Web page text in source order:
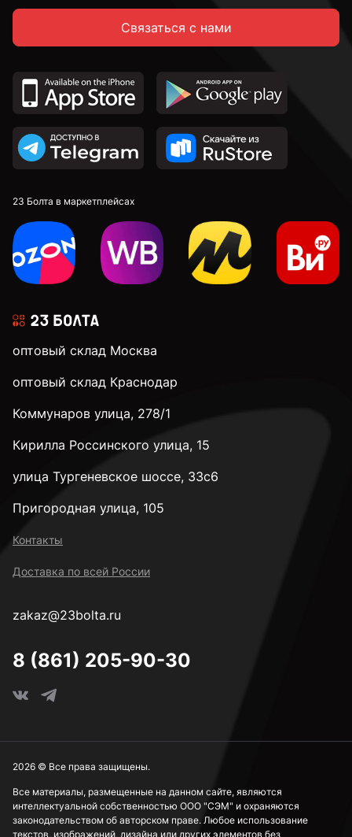
к.п. 8,8
к.п. 10,9
к.п. 12,9
М4
М8
М10
М18
М22
Связаться с нами
23 Болта в маркетплейсах
оптовый склад Москва
оптовый склад Краснодар
Коммунаров улица, 278/1
Кирилла Россинского улица, 15
улица Тургеневское шоссе, 33с6
Пригородная улица, 105
Контакты
Доставка по всей России
zakaz@23bolta.ru
8 (861) 205-90-30
Все материалы, размещенные на данном сайте, являются
интеллектуальной собственностью ООО "СЭМ" и охраняются
законодательством об авторском праве. Любое использование
текстов, изображений, дизайна или других элементов без
2026 © Все права защищены.